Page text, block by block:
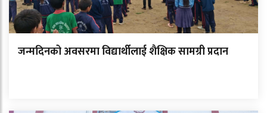
जन्मदिनको अवसरमा विद्यार्थीलाई शैक्षिक सामग्री प्रदान